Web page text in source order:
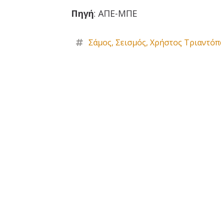
Πηγή: ΑΠΕ-ΜΠΕ
Σάμος, Σεισμός,Χρήστος